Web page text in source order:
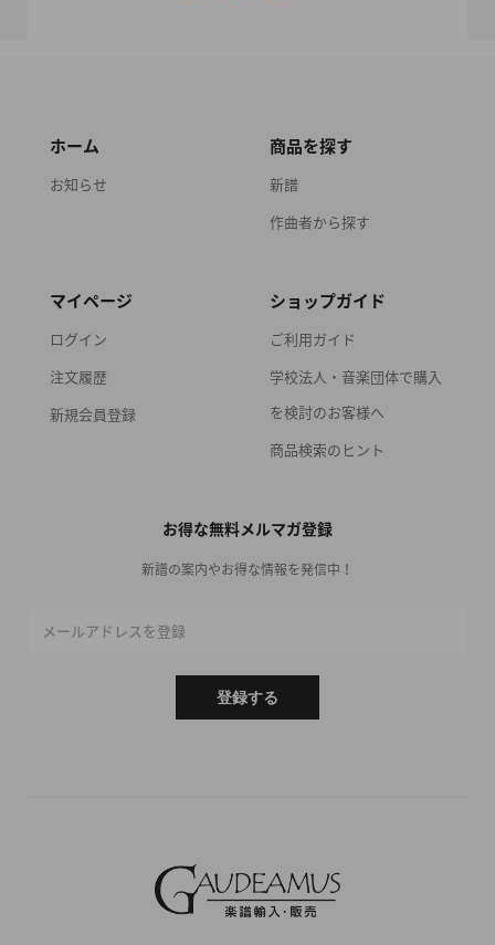
ホーム
お知らせ
商品を探す
新譜
作曲者から探す
マイページ
ログイン
注文履歴
新規会員登録
ショップガイド
ご利用ガイド
学校法人・音楽団体で購入
を検討のお客様へ
商品検索のヒント
お得な無料メルマガ登録
新譜の案内やお得な情報を発信中！
メールアドレスを登録
登録する